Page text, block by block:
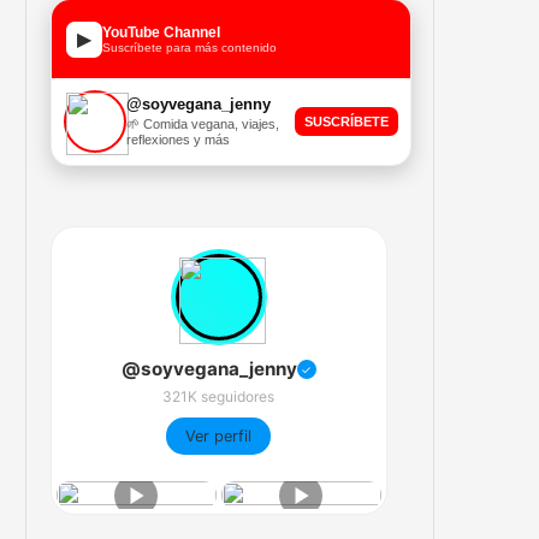
▶ YouTube Channel
Suscríbete para más contenido
@soyvegana_jenny
🌱 Comida vegana, viajes,
reflexiones y más
SUSCRÍBETE
@soyvegana_jenny ✓
321K seguidores
Ver perfil